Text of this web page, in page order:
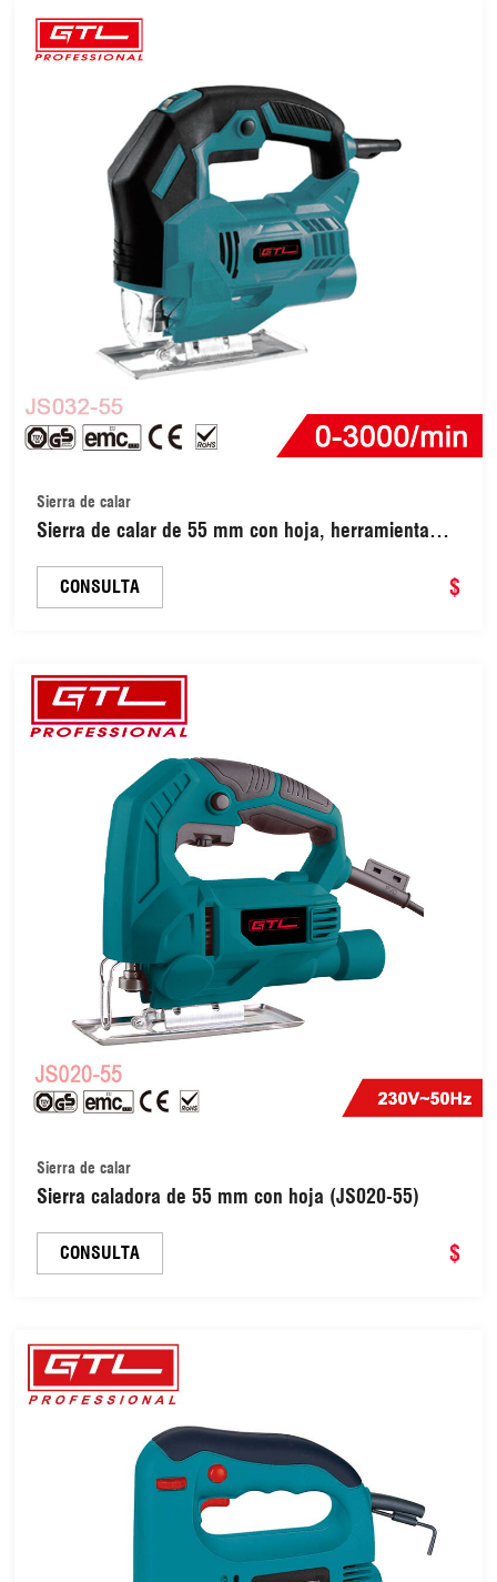
Sierra de calar
Sierra de calar de 55 mm con hoja, herramienta
velocidad variable (JS032-55)
CONSULTA $
Sierra de calar
Sierra caladora de 55 mm con hoja (JS020-55)
CONSULTA $